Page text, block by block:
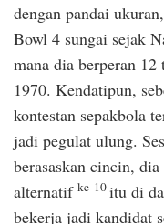
dengan pandai
Bowl 4 sungai sejak
mana dia berperan
1970. Kendatipun,
kontestan sepakbola
jadi pegulat ulung.
berasaskan cincin,
alternatif ke-10itu di
bekerja jadi kandidat